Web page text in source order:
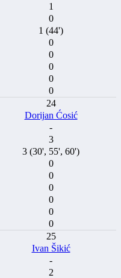
1
0
1 (44')
0
0
0
0
0
24
Dorijan Ćosić
-
3
3 (30', 55', 60')
0
0
0
0
0
0
25
Ivan Šikić
-
2